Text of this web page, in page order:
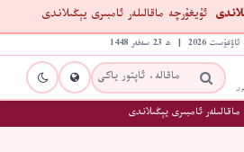
ئۇيغۇرچە ماقالىلەر ئامبىرى يېڭىلاندى
ئامبىرى يېڭىلاندى